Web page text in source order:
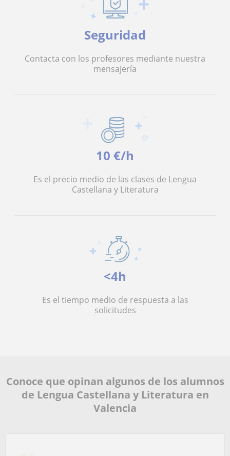
Seguridad
Contacta con los profesores mediante nuestra
mensajería
10 €/h
Es el precio medio de las clases de Lengua
Castellana y Literatura
<4h
Es el tiempo medio de respuesta a las
solicitudes
Conoce que opinan algunos de los alumnos
de Lengua Castellana y Literatura en
Valencia